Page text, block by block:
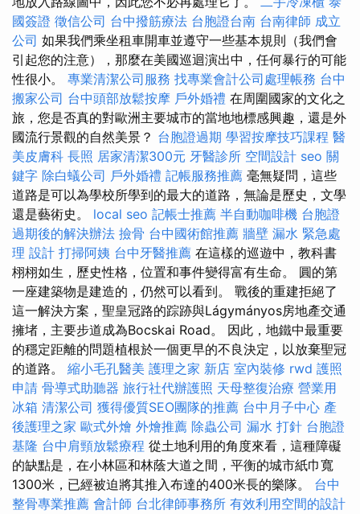
國簽證 徵信公司 台中撥筋療法 台胞證台南 台南律師 成立
公司 如果我們乘坐租車開車並遵守一些基本規則（我們會
引起您的注意），那麼在美國巡迴演出中，任何暴行的可能
性很小。 專業清潔公司服務 找專業會計公司處理帳務 台中
搬家公司 台中頭部放鬆按摩 戶外婚禮 在周圍國家的文化之
旅，您是否真的對歐洲主要城市的當地地標感興趣，還是外
國流行景觀的自然美景？ 台胞證過期 學習按摩技巧課程 醫
美皮膚科 長照 居家清潔300元 牙醫診所 空間設計 seo 關
鍵字 除白蟻公司 戶外婚禮 記帳服務推薦 毫無疑問，這些
道路是可以為學校所學到的最大的道路，無論是歷史，文學
還是藝術史。 local seo 記帳士推薦 半自動咖啡機 台胞證
過期後的解決辦法 撿骨 台中國術館推薦 牆壁 漏水 緊急處
理 設計 打掃阿姨 台中牙醫推薦 在這樣的巡遊中，教科書
栩栩如生，歷史性格，位置和事件變得富有生命。 圓的第
一座建築物是建造的，仍然可以看到。 戰後的重建拒絕了
這一解決方案，聖皇冠路的踪跡與Lágymányos房地產交通
擁堵，主要步道成為Bocskai Road。 因此，地鐵中最重要
的穩定距離的問題植根於一個更早的不良決定，以放棄聖冠
的道路。 縮小毛孔醫美 護理之家 新店 室內裝修 rwd 護照
申請 骨導式助聽器 旅行社代辦護照 天母整復治療 營業用
冰箱 清潔公司 獲得優質SEO團隊的推薦 台中月子中心 產
後護理之家 歐式外燴 外燴推薦 除蟲公司 漏水 打針 台胞證
基隆 台中肩頸放鬆療程 從土地利用的角度來看，這種障礙
的缺點是，在小林區和林蔭大道之間，平衡的城市紙巾寬
1300米，已經被迫將其推入布達的400米長的樂隊。 台中
整骨專業推薦 會計師 台北律師事務所 有效利用空間的設計